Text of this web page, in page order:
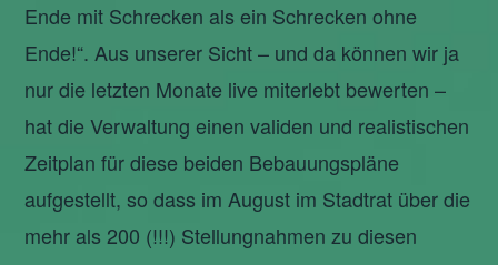
Ende mit Schrecken als ein Schrecken ohne
Ende!“. Aus unserer Sicht – und da können wir ja
nur die letzten Monate live miterlebt bewerten –
hat die Verwaltung einen validen und realistischen
Zeitplan für diese beiden Bebauungspläne
aufgestellt, so dass im August im Stadtrat über die
mehr als 200 (!!!) Stellungnahmen zu diesen